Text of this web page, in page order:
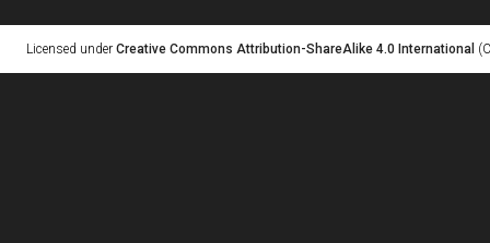
Licensed under Creative Commons Attribution-ShareAlike 4.0 International